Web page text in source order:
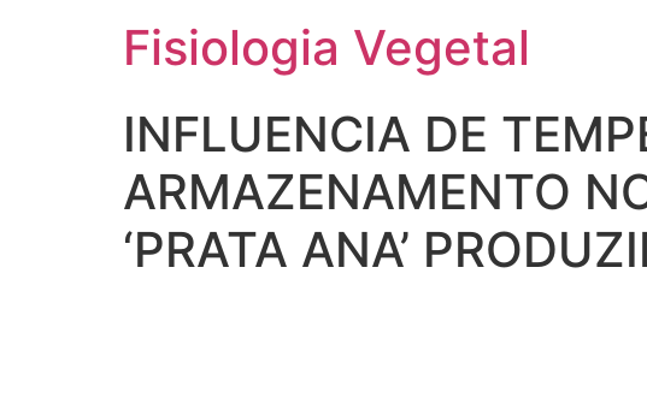
Fisiologia Vegetal
INFLUENCIA DE
ARMAZENAMENTO
‘PRATA ANA’